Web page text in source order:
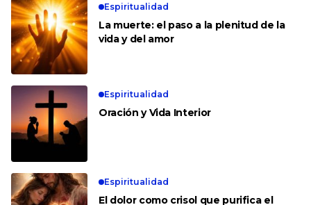
Espiritualidad
La muerte: el paso a la plenitud de la
vida y del amor
Espiritualidad
Oración y Vida Interior
Espiritualidad
El dolor como crisol que purifica el